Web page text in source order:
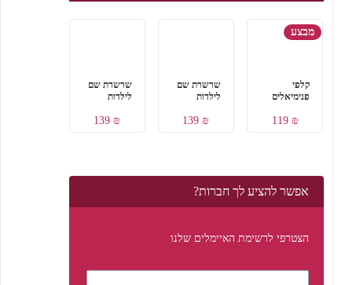
שרשרת שם
לילדות
₪ 139
שרשרת שם
לילדות
₪ 139
מבצע
קלפי
פנימיאלים
₪ 119
אפשר להציע לך חברות?
הצטרפי לרשימת האיימלים שלנו